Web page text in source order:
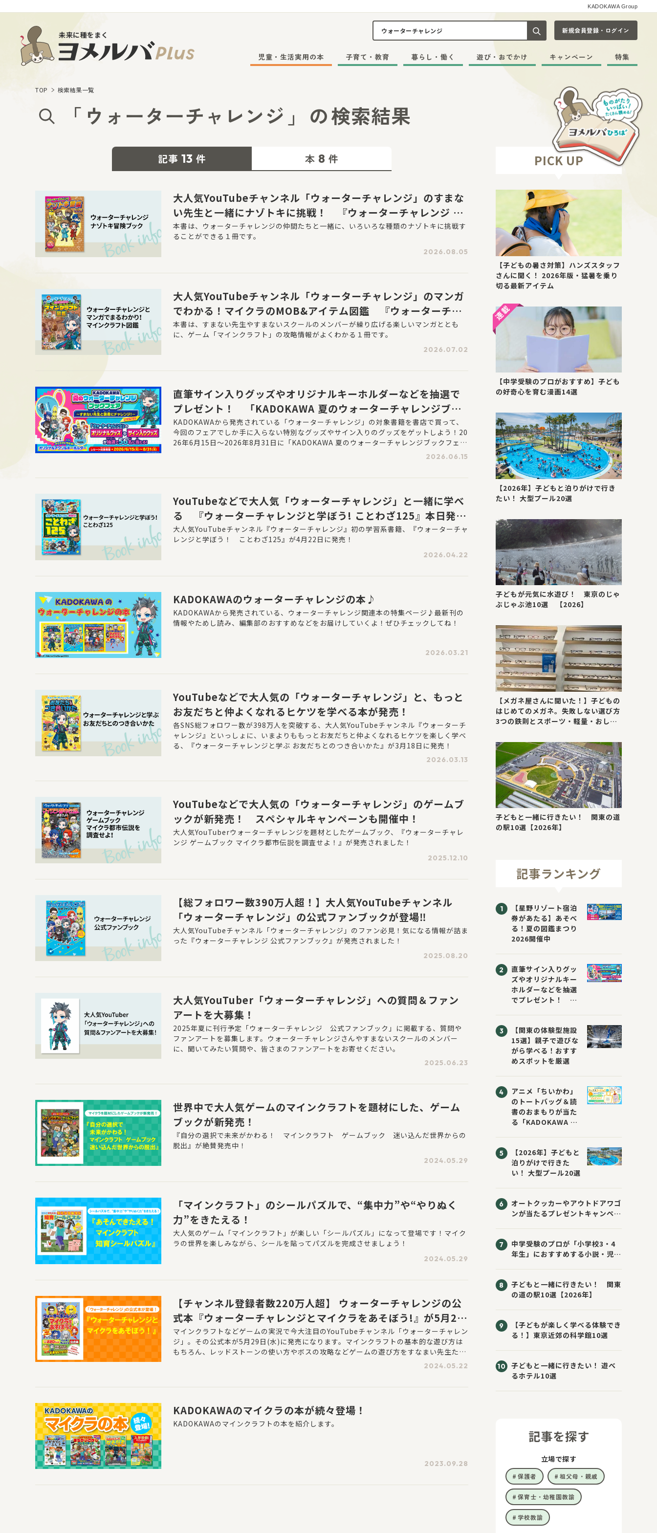
KADOKAWA Group
未来に種をまく 記事や本をキーワードから探す
新規会員登録・ログイン
児童・生活実用の本 子育て・教育 暮らし・働く 遊び・おでかけ キャンペーン 特集
TOP 検索結果一覧
「 ウォーターチャレンジ 」 の検索結果
記事 13 件 本 8 件
大人気YouTubeチャンネル「ウォーターチャレンジ」のすまな
い先生と一緒にナゾトキに挑戦！ 『ウォーターチャレンジ ナ
ゾトキ冒険ブック』が8月5日に発売！
本書は、ウォーターチャレンジの仲間たちと一緒に、いろいろな種類のナゾトキに挑戦す
ることができる１冊です。
2026.08.05
大人気YouTubeチャンネル「ウォーターチャレンジ」のマンガ
でわかる！マイクラのMOB&アイテム図鑑 『ウォーターチャ
レンジとマンガでまるわかり！マインクラフト図鑑』2026年7
月1日(水)発売！
本書は、すまない先生やすまないスクールのメンバーが繰り広げる楽しいマンガととも
に、ゲーム「マインクラフト」の攻略情報がよくわかる１冊です。
2026.07.02
直筆サイン入りグッズやオリジナルキーホルダーなどを抽選で
プレゼント！ 「KADOKAWA 夏のウォーターチャレンジブッ
クフェア2026～すまない先生と読書にチャレンジ！～」が開
催！
KADOKAWAから発売されている「ウォーターチャレンジ」の対象書籍を書店で買って、
今回のフェアでしか手に入らない特別なグッズやサイン入りのグッズをゲットしよう！20
26年6月15日〜2026年8月31日に「KADOKAWA 夏のウォーターチャレンジブックフェア
2026～すまない先生と読書にチャレンジ！～」をKADOKAWAアプリにて開催します。K
2026.06.15
YouTubeなどで大人気「ウォーターチャレンジ」と一緒に学べ
る 『ウォーターチャレンジと学ぼう! ことわざ125』本日発
売！
大人気YouTubeチャンネル『ウォーターチャレンジ』初の学習系書籍、『ウォーターチャ
レンジと学ぼう！ ことわざ125』が4月22日に発売！
2026.04.22
KADOKAWAのウォーターチャレンジの本♪
KADOKAWAから発売されている、ウォーターチャレンジ関連本の特集ページ♪最新刊の
情報やためし読み、編集部のおすすめなどをお届けしていくよ！ぜひチェックしてね！
2026.03.21
YouTubeなどで大人気の「ウォーターチャレンジ」と、もっと
お友だちと仲よくなれるヒケツを学べる本が発売！
各SNS総フォロワー数が398万人を突破する、大人気YouTubeチャンネル『ウォーターチ
ャレンジ』といっしょに、いまよりももっとお友だちと仲よくなれるヒケツを楽しく学べ
る、『ウォーターチャレンジと学ぶ お友だちとのつき合いかた』が3月18日に発売！
2026.03.13
YouTubeなどで大人気の「ウォーターチャレンジ」のゲームブ
ックが新発売！ スペシャルキャンペーンも開催中！
大人気YouTuberウォーターチャレンジを題材としたゲームブック、『ウォーターチャレ
ンジ ゲームブック マイクラ都市伝説を調査せよ！』が発売されました！
2025.12.10
【総フォロワー数390万人超！】大人気YouTubeチャンネル
「ウォーターチャレンジ」の公式ファンブックが登場‼
大人気YouTubeチャンネル「ウォーターチャレンジ」のファン必見！気になる情報が詰ま
った『ウォーターチャレンジ 公式ファンブック』が発売されました！
2025.08.20
大人気YouTuber「ウォーターチャレンジ」への質問＆ファン
アートを大募集！
2025年夏に刊行予定「ウォーターチャレンジ 公式ファンブック」に掲載する、質問や
ファンアートを募集します。ウォーターチャレンジさんやすまないスクールのメンバー
に、聞いてみたい質問や、皆さまのファンアートをお寄せください。
2025.06.23
世界中で大人気ゲームのマインクラフトを題材にした、ゲーム
ブックが新発売！
『自分の選択で未来がかわる！ マインクラフト ゲームブック 迷い込んだ世界からの
脱出』が絶賛発売中！
2024.05.29
「マインクラフト」のシールパズルで、“集中力”や“やりぬく
力”をきたえる！
大人気のゲーム「マインクラフト」が楽しい「シールパズル」になって登場です！マイク
ラの世界を楽しみながら、シールを貼ってパズルを完成させましょう！
2024.05.29
【チャンネル登録者数220万人超】 ウォーターチャレンジの公
式本『ウォーターチャレンジとマイクラをあそぼう!』が5月29
日(水)に発売！
マインクラフトなどゲームの実況で今大注目のYouTubeチャンネル「ウォーターチャレン
ジ」。その公式本が5月29日(水)に発売になります。マインクラフトの基本的な遊び方は
もちろん、レッドストーンの使い方やボスの攻略などゲームの遊び方をすなまい先生たち
がアドバイス。また、2024年での活動10周年を記念したスペシャル企画も満載です。す
2024.05.22
KADOKAWAのマイクラの本が続々登場！
KADOKAWAのマインクラフトの本を紹介します。
2023.09.28
PICK UP
【子どもの暑さ対策】ハンズスタッフ
さんに聞く！ 2026年版・猛暑を乗り
切る最新アイテム
【中学受験のプロがおすすめ】子ども
の好奇心を育む漫画14選
【2026年】子どもと泊りがけで行き
たい！ 大型プール20選
子どもが元気に水遊び！ 東京のじゃ
ぶじゃぶ池10選 【2026】
【メガネ屋さんに聞いた！】子どもの
はじめてのメガネ。失敗しない選び方
3つの鉄則とスポーツ・軽量・おしゃ
子どもと一緒に行きたい！ 関東の道
の駅10選【2026年】
記事ランキング
【星野リゾート宿泊
券があたる】あそべ
る！夏の図鑑まつり
2026開催中
直筆サイン入りグッ
ズやオリジナルキー
ホルダーなどを抽選
でプレゼント！
ジブックフェア2026
～すまない先生と読
書にチャレンジ！
～」が開催！
【関東の体験型施設
15選】親子で遊びな
がら学べる！おすす
めスポットを厳選
アニメ「ちいかわ」
のトートバッグ＆読
書のおまもりが当た
る「KADOKAWA ち
催！ スマホ壁紙は
応募者全員にプレゼ
ント！
【2026年】子どもと
泊りがけで行きた
い！ 大型プール20選
オートクッカーやアウトドアワゴ
ンが当たるプレゼントキャンペー
中学受験のプロが「小学校3・4
年生」におすすめする小説・児童
子どもと一緒に行きたい！ 関東
の道の駅10選【2026年】
【子どもが楽しく学べる体験でき
る！】東京近郊の科学館10選
子どもと一緒に行きたい！ 遊べ
るホテル10選
記事を探す
立場で探す
保護者 祖父母・親戚
保育士・幼稚園教諭
学校教諭